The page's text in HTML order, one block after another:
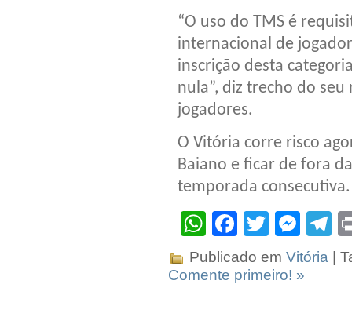
“O uso do TMS é
internacional de
inscrição desta
nula”, diz trecho do
jogadores.
O Vitória corre risco
Baiano e ficar de fora
temporada consecutiva.
WhatsApp
Facebook
Twitter
Publicado em Vitória |
Comente primeiro! »